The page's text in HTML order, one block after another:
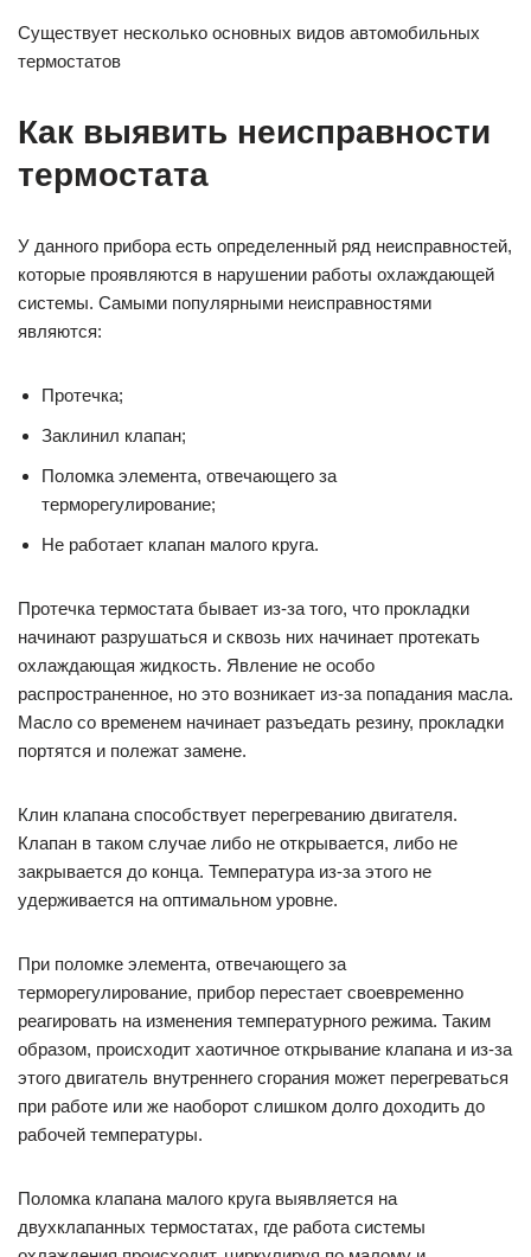
Существует несколько основных видов автомобильных
термостатов
Как выявить неисправности
термостата
У данного прибора есть определенный ряд неисправностей,
которые проявляются в нарушении работы охлаждающей
системы. Самыми популярными неисправностями
являются:
Протечка;
Заклинил клапан;
Поломка элемента, отвечающего за
терморегулирование;
Не работает клапан малого круга.
Протечка термостата бывает из-за того, что прокладки
начинают разрушаться и сквозь них начинает протекать
охлаждающая жидкость. Явление не особо
распространенное, но это возникает из-за попадания масла.
Масло со временем начинает разъедать резину, прокладки
портятся и полежат замене.
Клин клапана способствует перегреванию двигателя.
Клапан в таком случае либо не открывается, либо не
закрывается до конца. Температура из-за этого не
удерживается на оптимальном уровне.
При поломке элемента, отвечающего за
терморегулирование, прибор перестает своевременно
реагировать на изменения температурного режима. Таким
образом, происходит хаотичное открывание клапана и из-за
этого двигатель внутреннего сгорания может перегреваться
при работе или же наоборот слишком долго доходить до
рабочей температуры.
Поломка клапана малого круга выявляется на
двухклапанных термостатах, где работа системы